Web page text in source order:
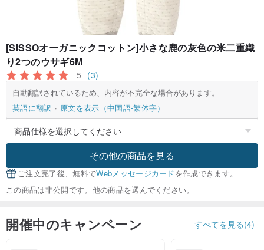
[SISSOオーガニックコットン]小さな鹿の灰色の米二重織
り2つのウサギ6M
5 (3)
自動翻訳されているため、内容が不完全な場合があります。
英語に翻訳
原文を表示（中国語-繁体字）
その他の商品を見る
ご注文完了後、無料でWebメッセージカードを作成できます。
この商品は非公開です。他の商品を選んでください。
開催中のキャンペーン すべてを見る(4)